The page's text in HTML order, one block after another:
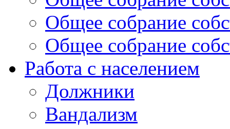
Общее собрание
Общее собрание
Работа с населением
Должники
Вандализм